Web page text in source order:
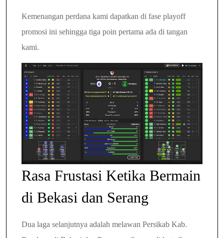
Kemenangan perdana kami dapatkan di fase playoff
promosi ini sehingga tiga poin pertama ada di tangan
kami.
Rasa Frustasi Ketika Bermain
di Bekasi dan Serang
Dua laga selanjutnya adalah melawan Persikab Kab.